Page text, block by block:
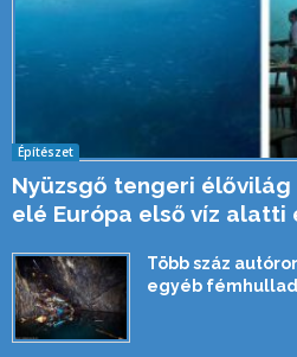
Építészet
Nyüzsgő tengeri
elé Európa első víz alatti
Több száz
egyéb